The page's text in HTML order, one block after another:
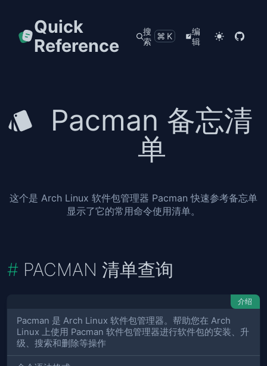
Quick
Reference
搜
索
⌘K
编
辑
Pacman 备忘清
单
这个是 Arch Linux 软件包管理器 Pacman 快速参考备忘单
显示了它的常用命令使用清单。
PACMAN 清单查询
介绍
Pacman 是 Arch Linux 软件包管理器。帮助您在 Arch
Linux 上使用 Pacman 软件包管理器进行软件包的安装、升
级、搜索和删除等操作